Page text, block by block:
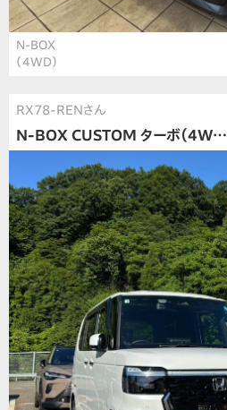
N-BOX
（4WD）
RX78-RENさん
N-BOX CUSTOM ターボ（4W…